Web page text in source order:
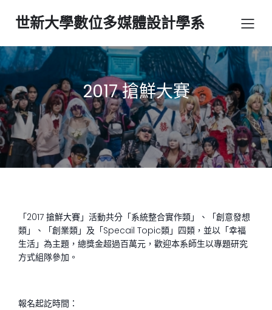
世新大學數位多媒體設計學系
2017 搶鮮大賽
「2017 搶鮮大賽」活動共分「系統整合實作類」、「創意發想
類」、「創業類」及「Specail Topic類」四類，並以「幸福
生活」為主題，總獎金超過百萬元，歡迎本系師生以專題研究
方式組隊參加。
報名起訖時間：